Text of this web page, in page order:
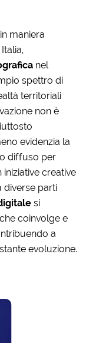
maniera
nel
spettro di
territoriali
non è
evidenzia la
diffuso per
iniziative creative
diverse parti
si
coinvolge e
a
evoluzione.